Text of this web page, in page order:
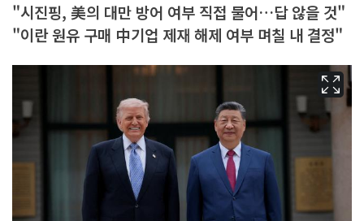
"시진핑, 美의 대만 방어 여부 직접 물어…답 않을 것"
"이란 원유 구매 中기업 제재 해제 여부 며칠 내 결정"